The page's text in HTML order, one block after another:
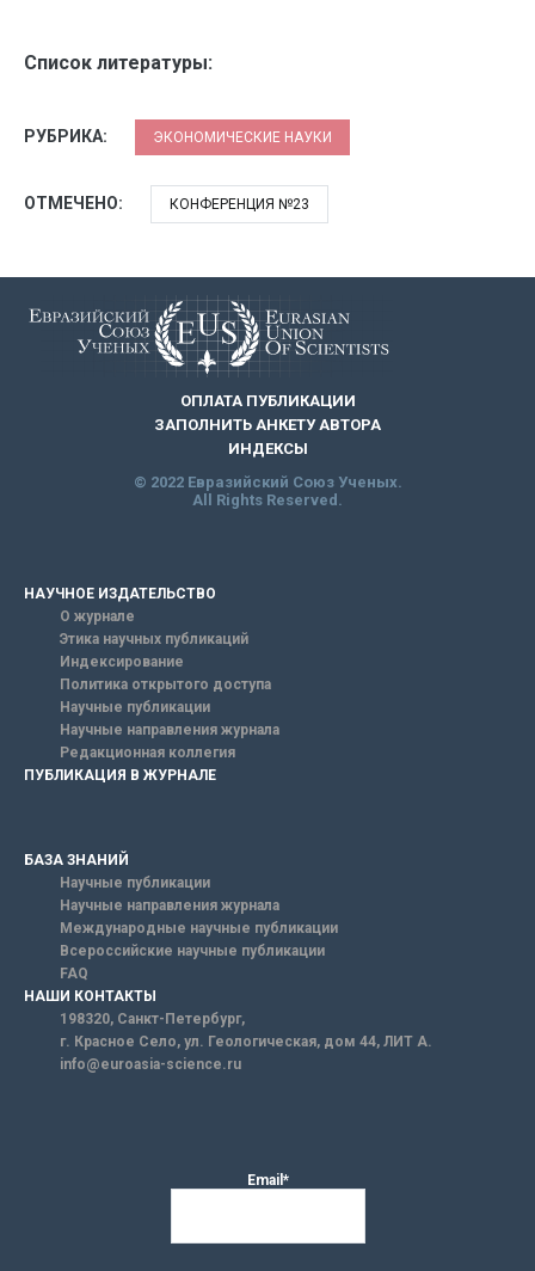
Список литературы:
РУБРИКА: ЭКОНОМИЧЕСКИЕ НАУКИ
ОТМЕЧЕНО: КОНФЕРЕНЦИЯ №23
ОПЛАТА ПУБЛИКАЦИИ
ЗАПОЛНИТЬ АНКЕТУ АВТОРА
ИНДЕКСЫ
© 2022 Евразийский Союз Ученых.
All Rights Reserved.
НАУЧНОЕ ИЗДАТЕЛЬСТВО
О журнале
Этика научных публикаций
Индексирование
Политика открытого доступа
Научные публикации
Научные направления журнала
Редакционная коллегия
ПУБЛИКАЦИЯ В ЖУРНАЛЕ
БАЗА ЗНАНИЙ
Научные публикации
Научные направления журнала
Международные научные публикации
Всероссийские научные публикации
FAQ
НАШИ КОНТАКТЫ
198320, Санкт-Петербург,
г. Красное Село, ул. Геологическая, дом 44, ЛИТ А.
info@euroasia-science.ru
Email*